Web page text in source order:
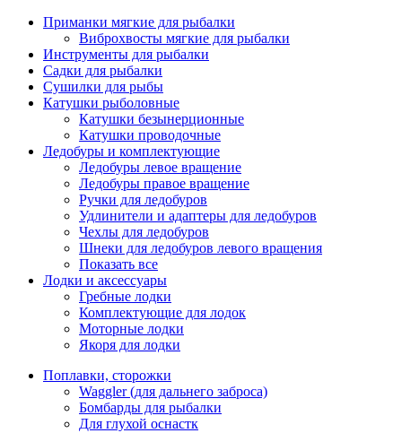
Приманки мягкие для рыбалки
Виброхвосты мягкие для рыбалки
Инструменты для рыбалки
Садки для рыбалки
Сушилки для рыбы
Катушки рыболовные
Катушки безынерционные
Катушки проводочные
Ледобуры и комплектующие
Ледобуры левое вращение
Ледобуры правое вращение
Ручки для ледобуров
Удлинители и адаптеры для ледобуров
Чехлы для ледобуров
Шнеки для ледобуров левого вращения
Показать все
Лодки и аксессуары
Гребные лодки
Комплектующие для лодок
Моторные лодки
Якоря для лодки
Поплавки, сторожки
Waggler (для дальнего заброса)
Бомбарды для рыбалки
Для глухой оснастк